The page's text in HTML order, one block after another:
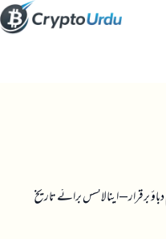
برقرار – اینالائسس برائے تاریخ